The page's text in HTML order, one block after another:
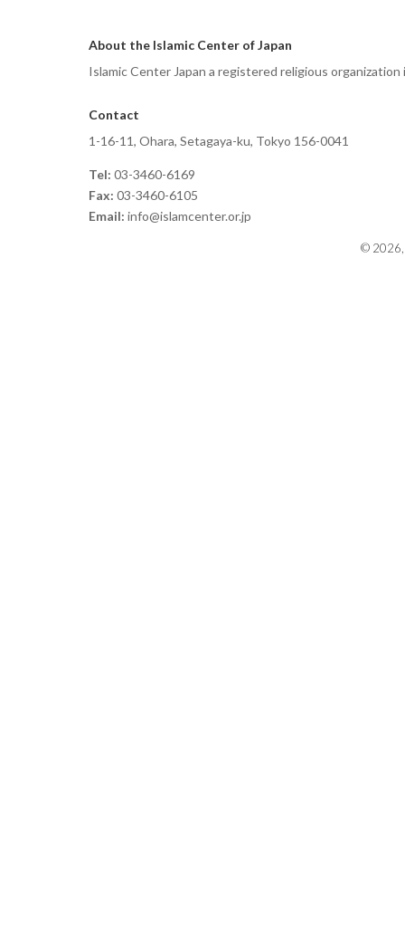
About the Islamic Center of Japan
Islamic Center Japan a registered religious
Contact
1-16-11, Ohara, Setagaya-ku, Tokyo 156-0041
Tel: 03-3460-6169
Fax: 03-3460-6105
Email: info@islamcenter.or.jp
© 2026,